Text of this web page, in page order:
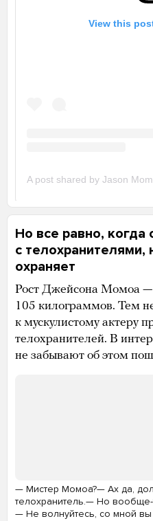
Но все равно, когда
с телохранителями,
охраняет
Рост Джейсона Момоа —
105 килограммов. Тем
к мускулистому актеру
телохранителей. В
не забывают об этом
— Мистер Момоа?— Ах да,
телохранитель.— Но
— Не волнуйтесь, со мной вы